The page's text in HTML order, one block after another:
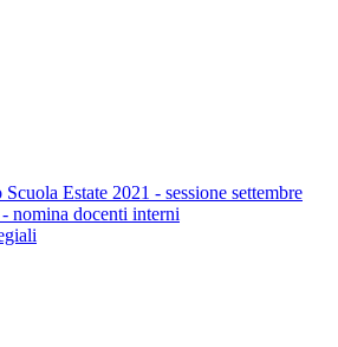
Scuola Estate 2021 - sessione settembre
nomina docenti interni